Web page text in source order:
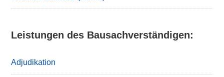
Leistungen des Bausachverständigen:
Adjudikation